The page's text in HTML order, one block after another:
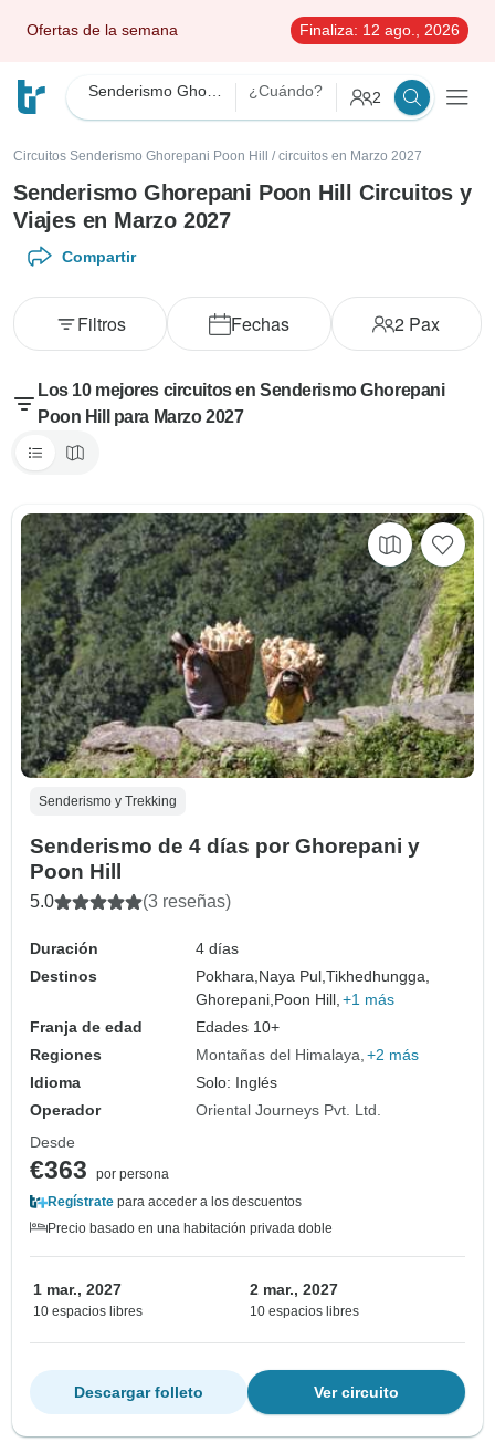
Ofertas de la semana Finaliza: 12 ago., 2026
¿Cuándo? 2
Circuitos Senderismo Ghorepani Poon Hill / circuitos en Marzo 2027
Senderismo Ghorepani Poon Hill Circuitos y
Viajes en Marzo 2027
Compartir
Fechas 2 Pax
Filtros
Los 10 mejores circuitos en Senderismo Ghorepani
Poon Hill para Marzo 2027
Senderismo y Trekking
Senderismo de 4 días por Ghorepani y
Poon Hill
5.0 (3 reseñas)
Duración
4 días
Destinos
Pokhara, Naya Pul,Tikhedhungga,
Ghorepani, Poon Hill, +1 más
Franja de edad
Edades 10+
Regiones
Montañas del Himalaya +2 más
Idioma
Solo: Inglés
Operador
Oriental Journeys Pvt. Ltd.
Desde
€363
por persona
Regístrate para acceder a los descuentos
Precio basado en una habitación privada doble
1 mar., 2027
10 espacios libres
2 mar., 2027
10 espacios libres
Ver circuito
Descargar folleto